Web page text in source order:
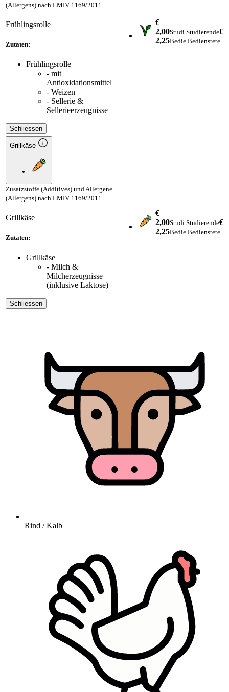
(Allergens) nach LMIV 1169/2011
Frühlingsrolle
Zutaten:
Frühlingsrolle
- mit
Antioxidationsmittel
- Weizen
- Sellerie &
Sellerieerzeugnisse
Schliessen
€
2,00Studi. Studierende€
2,25Bedie. Bedienstete
Grillkäse
Zusatzstoffe (Additives) und Allergene
(Allergens) nach LMIV 1169/2011
Grillkäse
Zutaten:
Grillkäse
- Milch &
Milcherzeugnisse
(inklusive Laktose)
Schliessen
€
2,00Studi. Studierende€
2,25Bedie. Bedienstete
Rind / Kalb